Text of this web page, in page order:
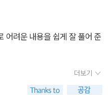
어려운 내용을 쉽게 잘 풀어 준
더보기